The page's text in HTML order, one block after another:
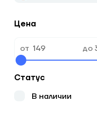
Цена
от до
Статус
В наличии